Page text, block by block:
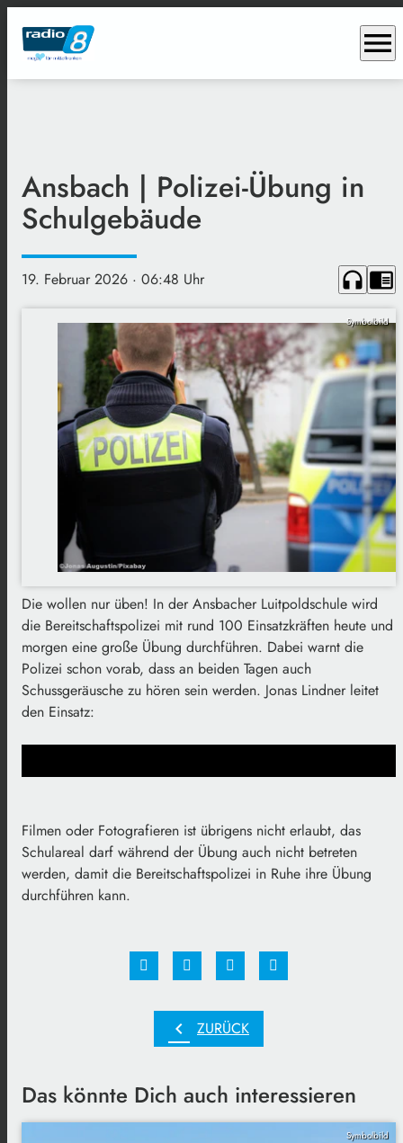
menu
Ansbach | Polizei-Übung in
Schulgebäude
19. Februar 2026 · 06:48 Uhr headphones chrome_reader_mode
Symbolbild
Die wollen nur üben! In der Ansbacher Luitpoldschule wird
die Bereitschaftspolizei mit rund 100 Einsatzkräften heute und
morgen eine große Übung durchführen. Dabei warnt die
Polizei schon vorab, dass an beiden Tagen auch
Schussgeräusche zu hören sein werden. Jonas Lindner leitet
den Einsatz:
Filmen oder Fotografieren ist übrigens nicht erlaubt, das
Schulareal darf während der Übung auch nicht betreten
werden, damit die Bereitschaftspolizei in Ruhe ihre Übung
durchführen kann.
chevron_left ZURÜCK
Das könnte Dich auch interessieren
Symbolbild